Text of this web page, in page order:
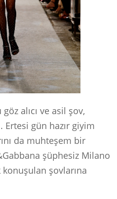
alıcı ve asil şov,
gün hazır giyim
da muhteşem bir
şüphesiz Milano
konuşulan şovlarına